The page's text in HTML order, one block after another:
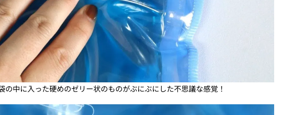
の中に入った硬めのゼリー状のものがぶにぶにした不思議な感覚！